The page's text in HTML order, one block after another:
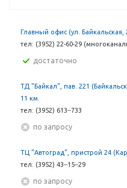
Главный офис (ул. Байкальская,
тел: (3952) 22-60-29
Достаточно
ТД "Байкал", пав. 221
11 км.
тел: (3952) 613‒733
По запросу
ТЦ "Автоград", пристрой 24
тел: (3952) 43‒15‒29
По запросу